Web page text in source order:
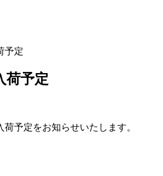
予定
荷予定
荷予定をお知らせいたします。